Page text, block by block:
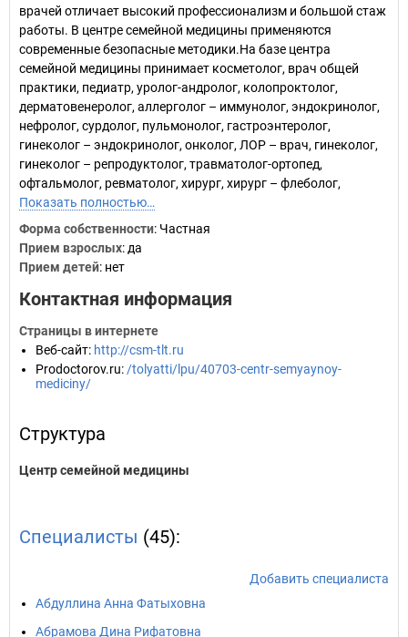
врачей отличает высокий профессионализм и большой стаж
работы. В центре семейной медицины применяются
современные безопасные методики.На базе центра
семейной медицины принимает косметолог, врач общей
практики, педиатр, уролог-андролог, колопроктолог,
дерматовенеролог, аллерголог – иммунолог, эндокринолог,
нефролог, сурдолог, пульмонолог, гастроэнтеролог,
гинеколог – эндокринолог, онколог, ЛОР – врач, гинеколог,
гинеколог – репродуктолог, травматолог-ортопед,
офтальмолог, ревматолог, хирург, хирург – флеболог,
Показать полностью…
Форма собственности: Частная
Прием взрослых: да
Прием детей: нет
Контактная информация
Страницы в интернете
Веб-сайт: http://csm-tlt.ru
Prodoctorov.ru: /tolyatti/lpu/40703-centr-semyaynoy-
mediciny/
Структура
Центр семейной медицины
Специалисты (45):
Добавить специалиста
Абдуллина Анна Фатыховна
Абрамова Дина Рифатовна